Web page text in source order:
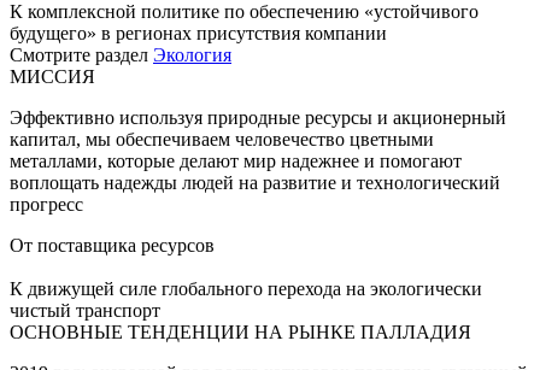
К комплексной политике по обеспечению «устойчивого
будущего» в регионах присутствия компании
Смотрите раздел Экология
МИССИЯ
Эффективно используя природные ресурсы и акционерный
капитал, мы обеспечиваем человечество цветными
металлами, которые делают мир надежнее и помогают
воплощать надежды людей на развитие и технологический
прогресс
От поставщика ресурсов
К движущей силе глобального перехода на экологически
чистый транспорт
ОСНОВНЫЕ ТЕНДЕНЦИИ НА РЫНКЕ ПАЛЛАДИЯ